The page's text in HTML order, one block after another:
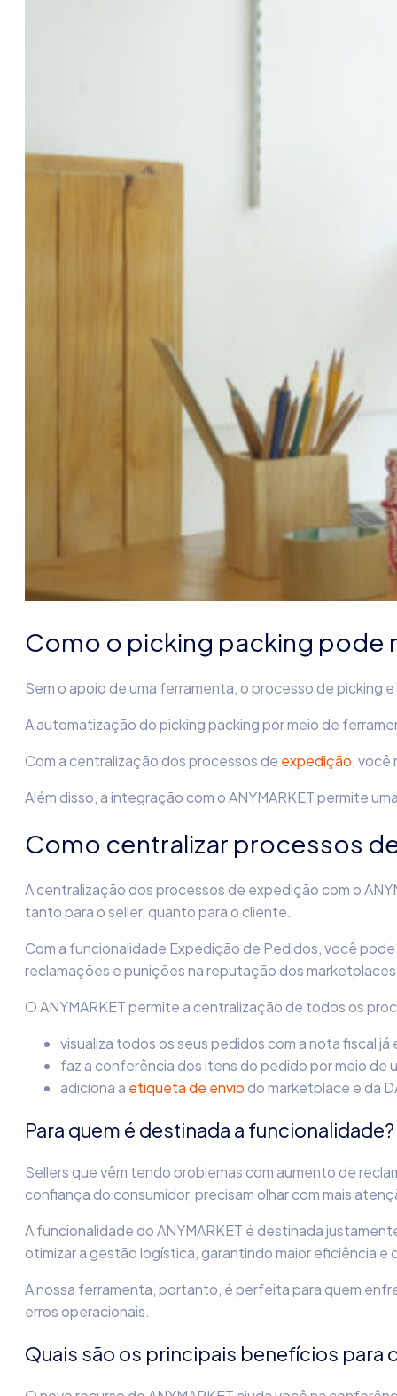
Como o picking packing pode
Sem o apoio de uma ferramenta, o processo de picking
A automatização do picking packing por meio de
Com a centralização dos processos de expedição, você
Além disso, a integração com o ANYMARKET permite
Como centralizar processos
A centralização dos processos de expedição com o
tanto para o seller, quanto para o cliente.
Com a funcionalidade Expedição de Pedidos, você
reclamações e punições na reputação dos
O ANYMARKET permite a centralização de todos os
visualiza todos os seus pedidos com a nota fiscal
faz a conferência dos itens do pedido por meio de
adiciona a etiqueta de enviodo marketplace e da
Para quem é destinada a funcionalidade?
Sellers que vêm tendo problemas com aumento de
confiança do consumidor, precisam olhar com mais
A funcionalidade do ANYMARKET é destinada
otimizar a gestão logística, garantindo maior eficiência
A nossa ferramenta, portanto, é perfeita para quem
erros operacionais.
Quais são os principais benefícios para